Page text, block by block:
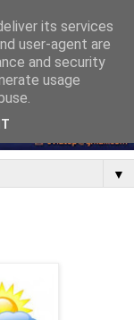
▼
its services
user-agent are
and security
usage